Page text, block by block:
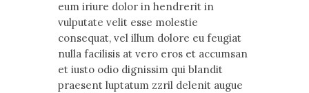
eum iriure dolor in hendrerit in
vulputate velit esse molestie
consequat, vel illum dolore eu feugiat
nulla facilisis at vero eros et accumsan
et iusto odio dignissim qui blandit
praesent luptatum zzril delenit augue